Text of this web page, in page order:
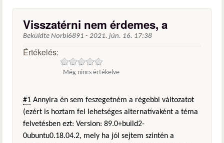
Visszatérni nem érdemes, a
Beküldte Norbi6891 - 2021. jún. 16. 17:38
Értékelés:
Még nincs értékelve
#1 Annyira én sem feszegetném a régebbi változatot
(ezért is hoztam fel lehetséges alternatívaként a téma
felvetésben ezt: Version: 89.0+build2-
0ubuntu0.18.04.2, mely ha jól sejtem szintén a